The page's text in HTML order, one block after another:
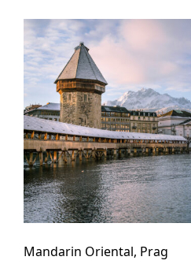
Mandarin Oriental, Prag